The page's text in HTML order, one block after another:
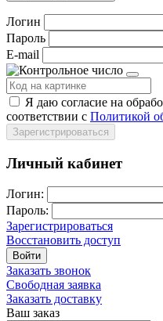
Логин
Пароль
E-mail
Я даю согласие на
соответствии с Политикой
Зарегистрироваться
Личный кабинет
Логин:
Пароль:
Зарегистрироваться
Восстановить доступ
Войти
Заказать звонок
Свободная заявка
Заказать доставку
Ваш заказ